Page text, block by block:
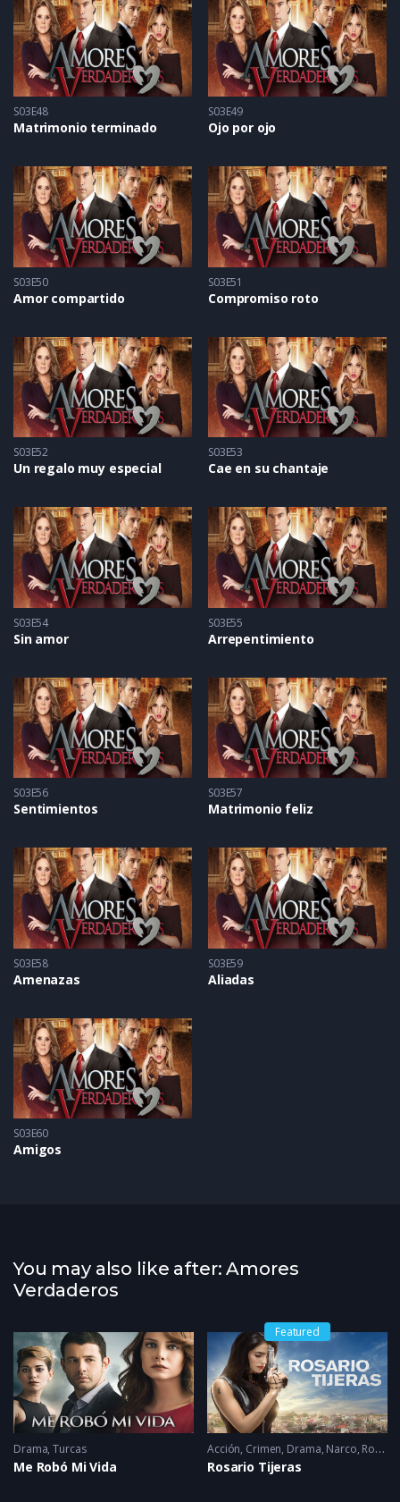
S03E48
Matrimonio terminado
S03E49
Ojo por ojo
S03E50
Amor compartido
S03E51
Compromiso roto
S03E52
Un regalo muy especial
S03E53
Cae en su chantaje
S03E54
Sin amor
S03E55
Arrepentimiento
S03E56
Sentimientos
S03E57
Matrimonio feliz
S03E58
Amenazas
S03E59
Aliadas
S03E60
Amigos
You may also like after: Amores
Verdaderos
2005 - 2005
Drama,Turcas
Me Robó Mi Vida
Featured
Acción, Crimen, Drama, Narco, Romance
Rosario Tijeras